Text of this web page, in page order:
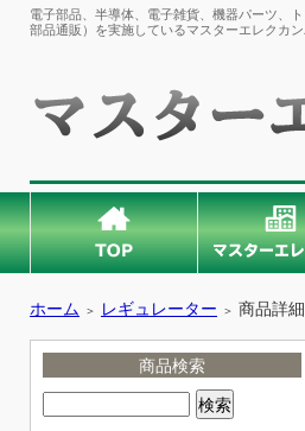
電子部品、半導体、電子雑貨、機器パーツ、
部品通販）を実施しているマスターエレクカ
ホーム ＞ レギュレーター ＞ 商品詳細
商品検索